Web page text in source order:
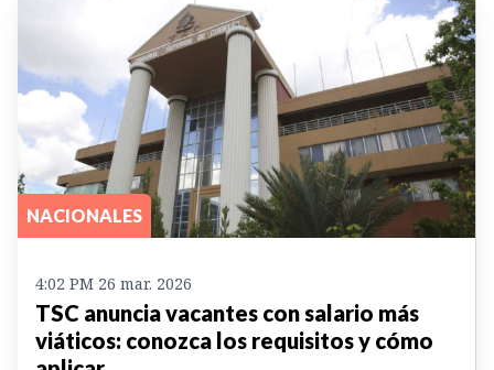
NACIONALES
4:02 PM 26 mar. 2026
TSC anuncia vacantes con salario más
viáticos: conozca los requisitos y cómo